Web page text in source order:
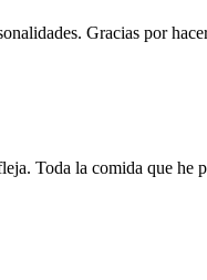
Gracias por
Toda la comida que he